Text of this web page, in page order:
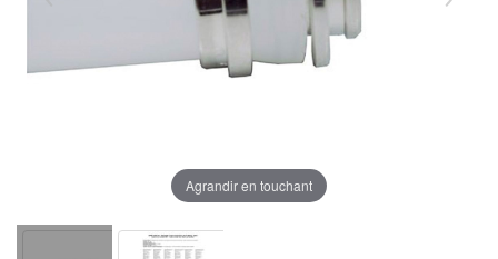
Agrandir en touchant